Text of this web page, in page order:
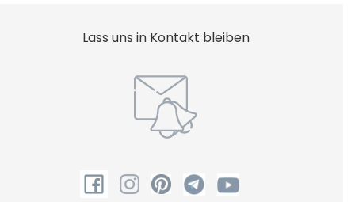
Lass uns in Kontakt bleiben